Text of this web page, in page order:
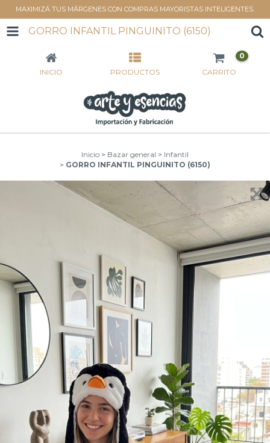
MAXIMIZÁ TUS MÁRGENES CON COMPRAS MAYORISTAS INTELIGENTES.
GORRO INFANTIL PINGUINITO (6150)
INICIO PRODUCTOS CARRITO
0
Inicio > Bazar general > Infantil
> GORRO INFANTIL PINGUINITO (6150)